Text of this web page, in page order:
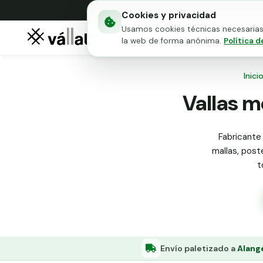
Cookies y privacidad
Usamos cookies técnicas
la web de forma anónima. Política
Mallas metálicas
Vallas
mallas,
Envío paletizado a